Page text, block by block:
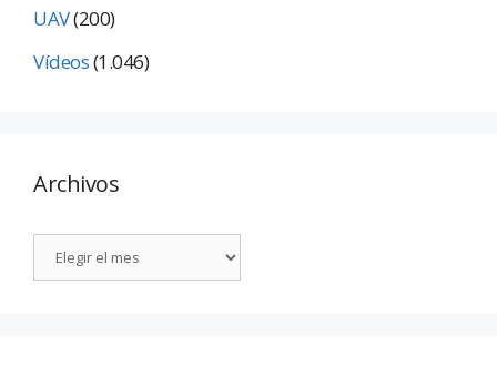
UAV(200)
Vídeos(1.046)
Archivos